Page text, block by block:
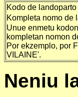
Kodo de
Kompleta nomo de
Unue enmetu
kompletan nomon
Por ekzemplo, por
VILAINE'.
Neniu